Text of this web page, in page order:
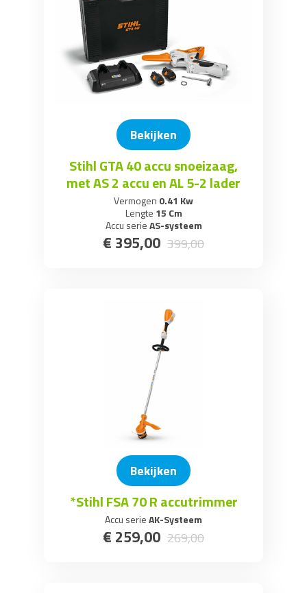
Bekijken
Stihl GTA 40 accu snoeizaag,
met AS 2 accu en AL 5-2 lader
Vermogen 0.41 Kw
Lengte 15 Cm
Accu serieAS-systeem
€ 395,00 399,00
Bekijken
*Stihl FSA 70 R accutrimmer
Accu serieAK-Systeem
€ 259,00 269,00